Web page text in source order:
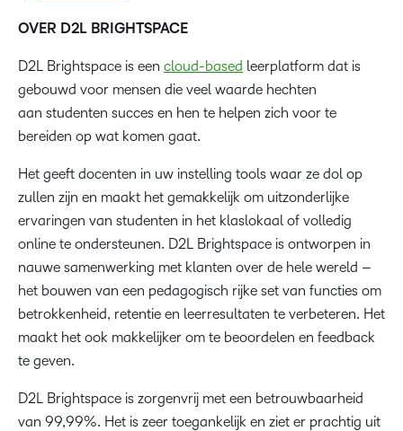
OVER D2L BRIGHTSPACE
D2L Brightspace is een cloud-based leerplatform dat is
gebouwd voor mensen die veel waarde hechten
aan studenten succes en hen te helpen zich voor te
bereiden op wat komen gaat.
Het geeft docenten in uw instelling tools waar ze dol op
zullen zijn en maakt het gemakkelijk om uitzonderlijke
ervaringen van studenten in het klaslokaal of volledig
online te ondersteunen. D2L Brightspace is ontworpen in
nauwe samenwerking met klanten over de hele wereld –
het bouwen van een pedagogisch rijke set van functies om
betrokkenheid, retentie en leerresultaten te verbeteren. Het
maakt het ook makkelijker om te beoordelen en feedback
te geven.
D2L Brightspace is zorgenvrij met een betrouwbaarheid
van 99,99%. Het is zeer toegankelijk en ziet er prachtig uit